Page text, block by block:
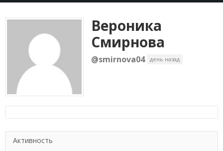
Вероника
Смирнова
@smirnova04 день назад
Активность